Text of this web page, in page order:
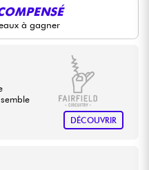
à gagner
DÉCOUVRIR